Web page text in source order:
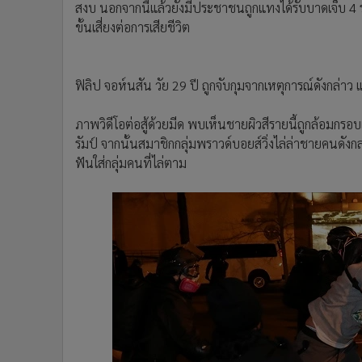
ในอีกวิดีโอพบห็นชายคนหนึ่งถูกแทงเป็นแผลบริเวณหน้